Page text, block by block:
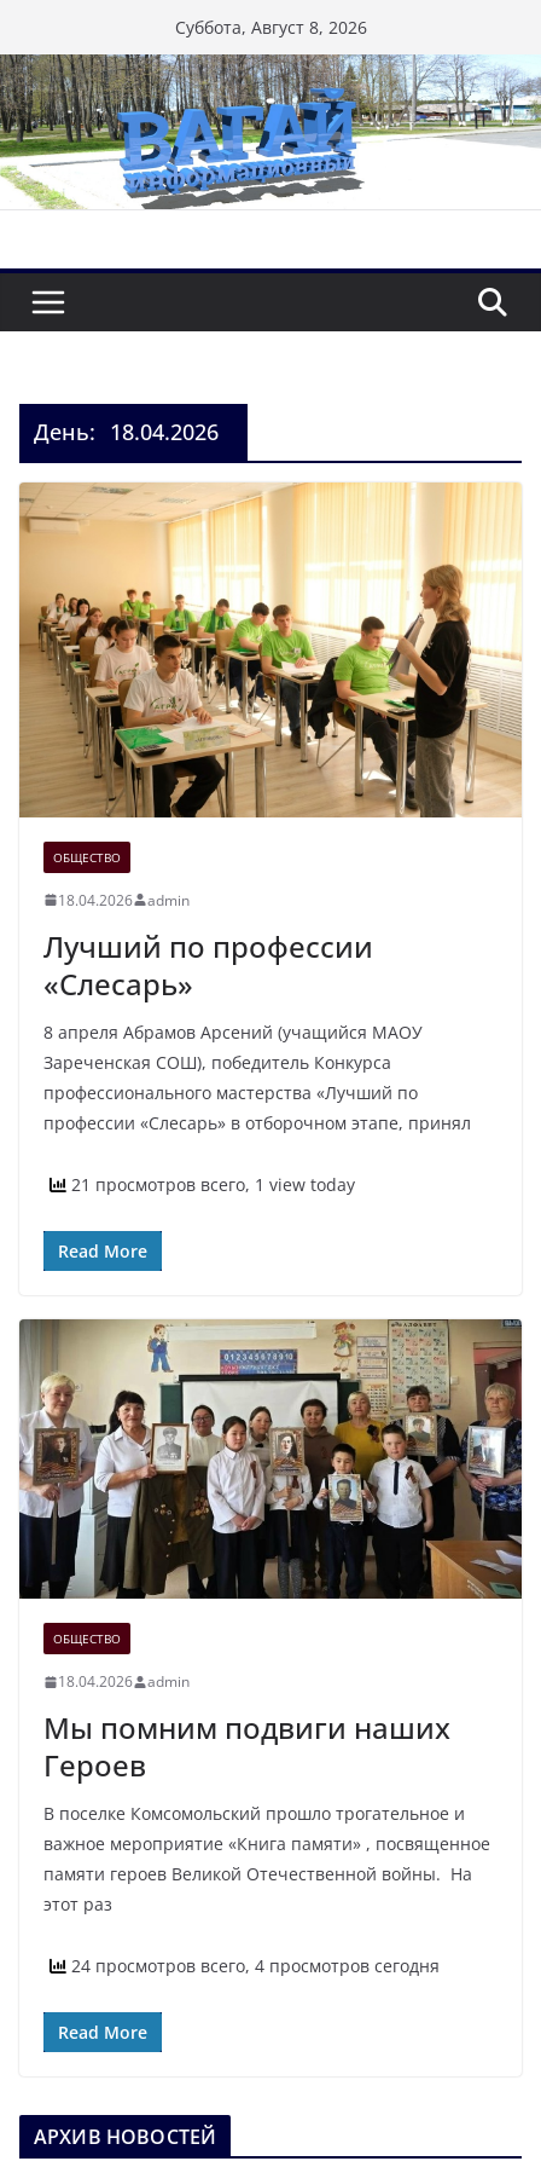
к
содержимому
Суббота, Август 8, 2026
День: 18.04.2026
ОБЩЕСТВО
18.04.2026 admin
Лучший по профессии
«Слесарь»
8 апреля Абрамов Арсений (учащийся МАОУ
Зареченская СОШ), победитель Конкурса
профессионального мастерства «Лучший по
профессии «Слесарь» в отборочном этапе, принял
21 просмотров всего, 1 view today
Read More
ОБЩЕСТВО
18.04.2026 admin
Мы помним подвиги наших
Героев
В поселке Комсомольский прошло трогательное и
важное мероприятие «Книга памяти» , посвященное
памяти героев Великой Отечественной войны. На
этот раз
24 просмотров всего, 4 просмотров сегодня
Read More
АРХИВ НОВОСТЕЙ